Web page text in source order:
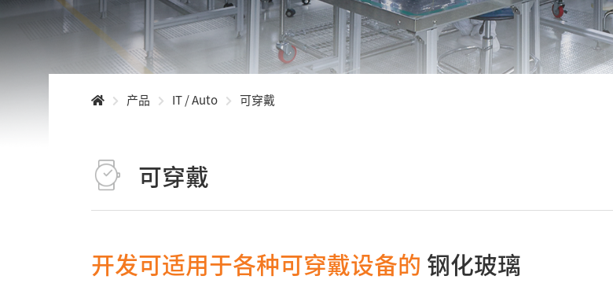
产品 IT / Auto 可穿戴
可穿戴
开发可适用于各种可穿戴设备的 钢化玻璃